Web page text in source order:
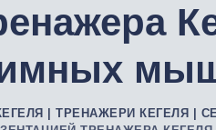
| ТРЕНАЖЕРИ КЕГЕЛЯ |